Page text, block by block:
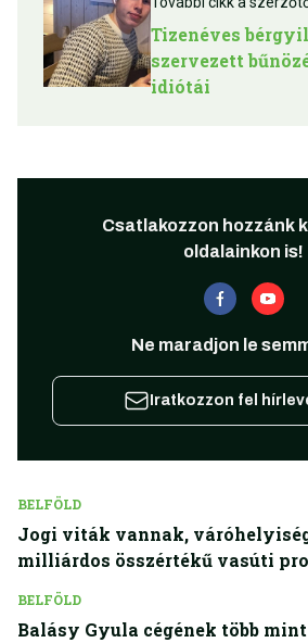
Tizenéves
szervezett
idiótái
Csatlakozzon hozzánk
oldalainkon is!
Ne maradjon le
Iratkozzon fel
BELFÖLD
Jogi viták vannak,
milliárdos összértékű vasúti
BELFÖLD
Balásy Gyula cégének több